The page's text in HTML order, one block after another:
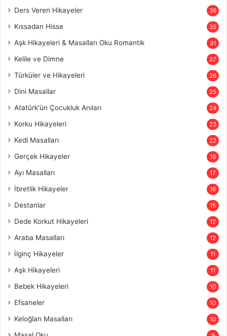
Ders Veren Hikayeler 36
Kıssadan Hisse 35
Aşk Hikayeleri & Masalları Oku Romantik 31
Kelile ve Dimne 27
Türküler ve Hikayeleri 26
Dini Masallar 25
Atatürk'ün Çocukluk Anıları 24
Korku Hikayeleri 23
Kedi Masalları 22
Gerçek Hikayeler 19
Ayı Masalları 17
İbretlik Hikayeler 16
Destanlar 15
Dede Korkut Hikayeleri 12
Araba Masalları 12
İlginç Hikayeler 11
Aşk Hikayeleri 11
Bebek Hikayeleri 10
Efsaneler 10
Keloğlan Masalları 10